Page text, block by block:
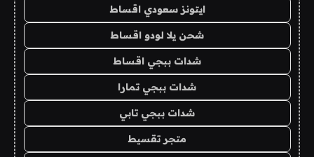
ايتونز سعودي اقساط
شحن يلا لودو اقساط
شدات ببجي اقساط
شدات ببجي تمارا
شدات ببجي تابي
متجر تقسيط